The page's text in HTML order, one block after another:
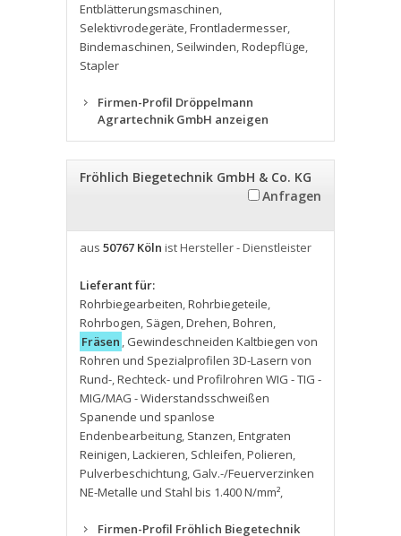
Entblätterungsmaschinen,
Selektivrodegeräte,Frontladermesser,
Bindemaschinen, Seilwinden,Rodepflüge,
Stapler
Firmen-Profil Dröppelmann
Agrartechnik GmbH anzeigen
Fröhlich Biegetechnik GmbH & Co. KG
Anfragen
aus 50767 Köln ist Hersteller - Dienstleister
Lieferant für:
Rohrbiegearbeiten,Rohrbiegeteile,
Rohrbogen, Sägen,Drehen,Bohren,
Fräsen , Gewindeschneiden Kaltbiegen von
Rohren und Spezialprofilen 3D-Lasern von
Rund-,Rechteck- und Profilrohren WIG - TIG -
MIG/MAG - Widerstandsschweißen
Spanende und spanlose
Endenbearbeitung, Stanzen,Entgraten
Reinigen,Lackieren, Schleifen,Polieren,
Pulverbeschichtung, Galv.-/Feuerverzinken
NE-Metalle und Stahl bis 1.400 N/mm²,
Firmen-Profil Fröhlich Biegetechnik